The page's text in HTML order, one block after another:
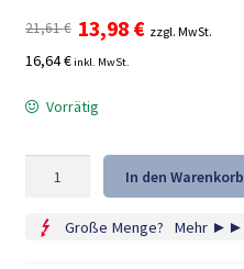
21,61€ Ursprünglicher
Preis
war:
13,98 €Aktueller
zzgl. MwSt.
16,64 €inkl. MwSt.
Vorrätig
Deckenleuchte
Menge
In den Warenkorb
Große Menge? Mehr ►►